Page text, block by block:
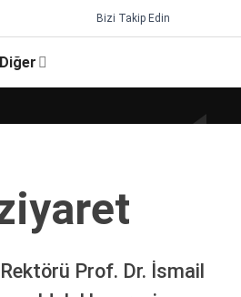
Bizi Takip Edin
Diğer
Prof. Dr. İsmail